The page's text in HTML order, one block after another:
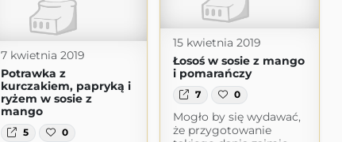
15 kwietnia 2019
Łosoś w sosie z mango
i pomarańczy
7 0
Mogło by się wydawać,
że przygotowanie
7 kwietnia 2019
Potrawka z
kurczakiem, papryką i
ryżem w sosie z
mango
5 0